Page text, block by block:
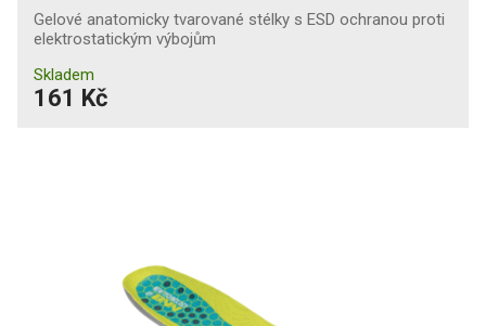
Gelové anatomicky tvarované stélky s ESD ochranou proti
elektrostatickým výbojům
Skladem
161 Kč